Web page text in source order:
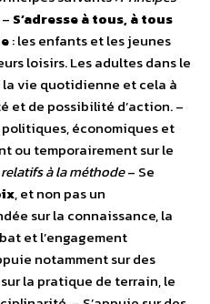
– S’adresse à tous, à tous
: les enfants et les jeunes
loisirs. Les adultes dans le
vie quotidienne et cela à
et de possibilité d’action. –
politiques, économiques et
ou temporairement sur le
à la méthode– Se
, et non pas un
sur la connaissance, la
et l’engagement
notamment sur des
la pratique de terrain, le